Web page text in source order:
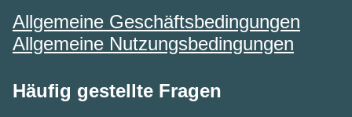
Allgemeine Geschäftsbedingungen
Allgemeine Nutzungsbedingungen
Häufig gestellte Fragen